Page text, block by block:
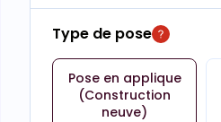
Type de pose
Pose en applique
(Construction
neuve)